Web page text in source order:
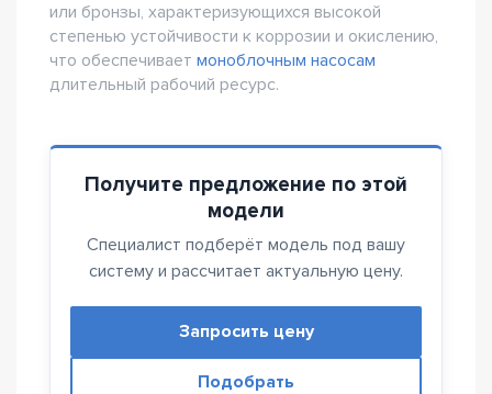
или бронзы, характеризующихся высокой
степенью устойчивости к коррозии и окислению,
что обеспечивает моноблочным насосам
длительный рабочий ресурс.
Получите предложение по этой
модели
Специалист подберёт модель под вашу
систему и рассчитает актуальную цену.
Запросить цену
Подобрать